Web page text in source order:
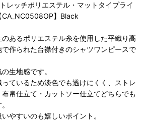
レッチポリエステル・マットタイプライ
CA_NC0508OP】Black
あるポリエステル糸を使用した平織り高
作られた台襟付きのシャツワンピースで
生地感です。
ているため淡色でも透けにくく、ストレ
帛仕立て・カットソー仕立てどちらでも
やすいのも嬉しいポイント。